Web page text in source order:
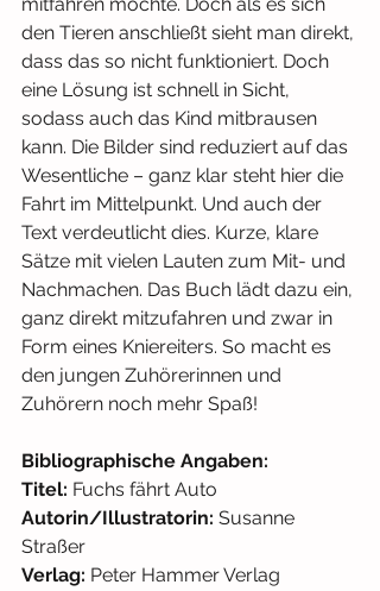
mitfahren möchte. Doch als es sich
den Tieren anschließt sieht man direkt,
dass das so nicht funktioniert. Doch
eine Lösung ist schnell in Sicht,
sodass auch das Kind mitbrausen
kann. Die Bilder sind reduziert auf das
Wesentliche – ganz klar steht hier die
Fahrt im Mittelpunkt. Und auch der
Text verdeutlicht dies. Kurze, klare
Sätze mit vielen Lauten zum Mit- und
Nachmachen. Das Buch lädt dazu ein,
ganz direkt mitzufahren und zwar in
Form eines Kniereiters. So macht es
den jungen Zuhörerinnen und
Zuhörern noch mehr Spaß!
Bibliographische Angaben:
Titel: Fuchs fährt Auto
Autorin/Illustratorin: Susanne
Straßer
Verlag: Peter Hammer Verlag